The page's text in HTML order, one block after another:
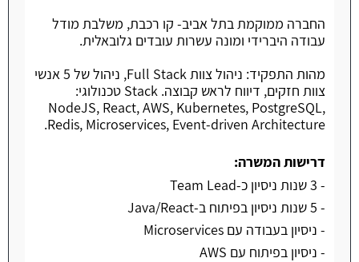
החברה ממוקמת בתל אביב- קו רכבת, משלבת מודל
עבודה היברידי ומונה עשרות עובדים גלובאלית.
מהות התפקיד: ניהול צוות Full Stack, ניהול של 5 אנשי
צוות חזקים, דיווח לראש קבוצה. Stack טכנולוגי:
NodeJS, React, AWS, Kubernetes, PostgreSQL,
Redis, Microservices, Event-driven Architecture.
דרישות המשרה:
- 3 שנות ניסיון כ-Team Lead
- 5 שנות ניסיון בפיתוח ב-Java/React
- ניסיון בעבודה עם Microservices
- ניסיון בפיתוח עם AWS